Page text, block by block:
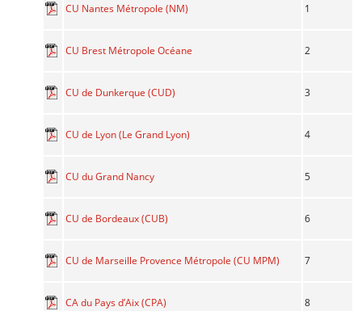
CU Nantes Métropole (NM) 1
CU Brest Métropole Océane 2
CU de Dunkerque (CUD) 3
CU de Lyon (Le Grand Lyon) 4
CU du Grand Nancy 5
CU de Bordeaux (CUB) 6
CU de Marseille Provence Métropole (CU MPM) 7
CA du Pays d’Aix (CPA) 8